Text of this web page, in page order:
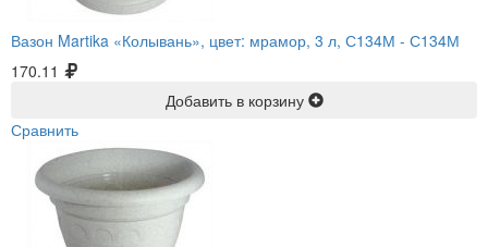
Вазон Martika «Колывань», цвет: мрамор, 3 л, С134М - С134М
170.11
Добавить в корзину
Сравнить